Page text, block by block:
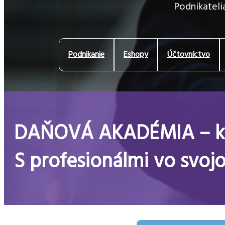
Podnikanie Eshopy Účtovníctvo
DAŇOVÁ AKADÉMIA
S profesionálmi vo